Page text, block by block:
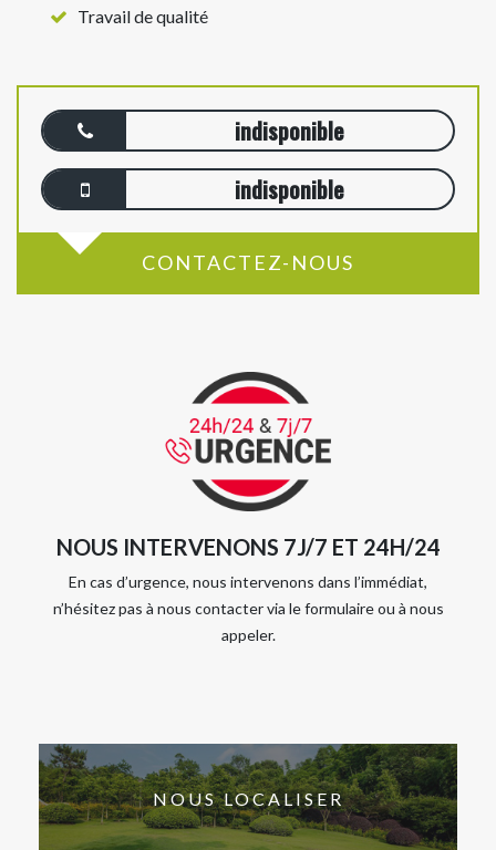
Travail de qualité
indisponible
indisponible
CONTACTEZ-NOUS
NOUS INTERVENONS 7J/7 ET 24H/24
En cas d’urgence, nous intervenons dans l’immédiat,
n’hésitez pas à nous contacter via le formulaire ou à nous
appeler.
NOUS LOCALISER